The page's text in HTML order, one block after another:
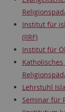
Institut für
(IIRF)
Institut für
Lehrstuhl
Seminar für